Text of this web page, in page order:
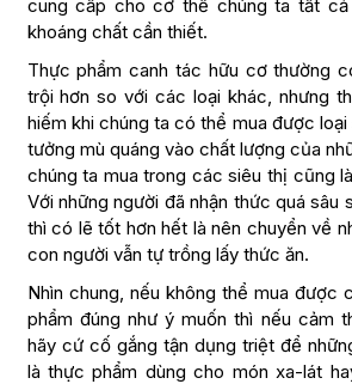
cung cấp cho cơ thể chúng ta tất cả
khoáng chất cần thiết.
Thực phẩm canh tác hữu cơ thường
trội hơn so với các loại khác, nhưng
hiếm khi chúng ta có thể mua được loại
tưởng mù quáng vào chất lượng của
chúng ta mua trong các siêu thị cũng
Với những người đã nhận thức quá sâu
thì có lẽ tốt hơn hết là nên chuyển về
con người vẫn tự trồng lấy thức ăn.
Nhìn chung, nếu không thể mua được
phẩm đúng như ý muốn thì nếu cảm
hãy cứ cố gắng tận dụng triệt để
là thực phẩm dùng cho món xa-lát